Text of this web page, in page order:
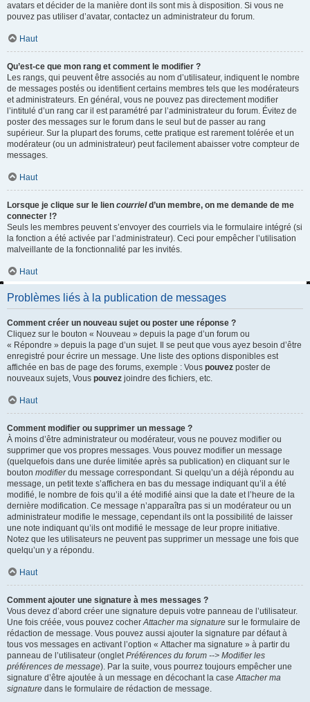
avatars et décider de la manière dont ils sont mis à disposition. Si vous ne
pouvez pas utiliser d’avatar, contactez un administrateur du forum.
Haut
Qu’est-ce que mon rang et comment le modifier ?
Les rangs, qui peuvent être associés au nom d’utilisateur, indiquent le nombre
de messages postés ou identifient certains membres tels que les modérateurs
et administrateurs. En général, vous ne pouvez pas directement modifier
l’intitulé d’un rang car il est paramétré par l’administrateur du forum. Évitez de
poster des messages sur le forum dans le seul but de passer au rang
supérieur. Sur la plupart des forums, cette pratique est rarement tolérée et un
modérateur (ou un administrateur) peut facilement abaisser votre compteur de
messages.
Haut
Lorsque je clique sur le lien courrield’un membre, on me demande de me
connecter !?
Seuls les membres peuvent s’envoyer des courriels via le formulaire intégré (si
la fonction a été activée par l’administrateur). Ceci pour empêcher l’utilisation
malveillante de la fonctionnalité par les invités.
Haut
Problèmes liés à la publication de messages
Comment créer un nouveau sujet ou poster une réponse ?
Cliquez sur le bouton « Nouveau » depuis la page d’un forum ou
« Répondre » depuis la page d’un sujet. Il se peut que vous ayez besoin d’être
enregistré pour écrire un message. Une liste des options disponibles est
affichée en bas de page des forums, exemple : Vous pouvez poster de
nouveaux sujets, Vous pouvez joindre des fichiers, etc.
Haut
Comment modifier ou supprimer un message ?
À moins d’être administrateur ou modérateur, vous ne pouvez modifier ou
supprimer que vos propres messages. Vous pouvez modifier un message
(quelquefois dans une durée limitée après sa publication) en cliquant sur le
bouton modifierdu message correspondant. Si quelqu’un a déjà répondu au
message, un petit texte s’affichera en bas du message indiquant qu’il a été
modifié, le nombre de fois qu’il a été modifié ainsi que la date et l’heure de la
dernière modification. Ce message n’apparaîtra pas si un modérateur ou un
administrateur modifie le message, cependant ils ont la possibilité de laisser
une note indiquant qu’ils ont modifié le message de leur propre initiative.
Notez que les utilisateurs ne peuvent pas supprimer un message une fois que
quelqu’un y a répondu.
Haut
Comment ajouter une signature à mes messages ?
Vous devez d’abord créer une signature depuis votre panneau de l’utilisateur.
Une fois créée, vous pouvez cocherAttacher ma signature sur le formulaire de
rédaction de message. Vous pouvez aussi ajouter la signature par défaut à
tous vos messages en activant l’option « Attacher ma signature » à partir du
panneau de l’utilisateur (ongletPréférences du forum --> Modifier les
préférences de message). Par la suite, vous pourrez toujours empêcher une
signature d’être ajoutée à un message en décochant la caseAttacher ma
signature dans le formulaire de rédaction de message.